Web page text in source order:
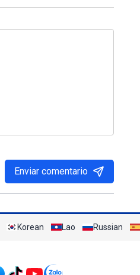
Enviar comentario
Korean Lao Russian